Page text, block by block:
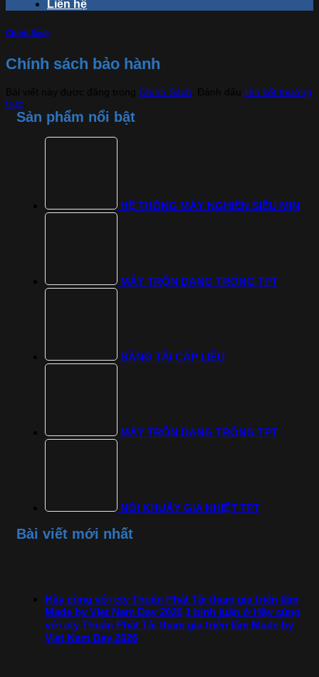
Liên hệ
Chính Sách
Chính sách bảo hành
Chính Sách
liên kết thường
trực
Sản phẩm nổi bật
HỆ THỐNG MÁY NGHIỀN SIÊU MỊN
MÁY TRỘN DẠNG TRỐNG TPT
BĂNG TẢI CẤP LIỆU
MÁY TRỘN DẠNG TRỐNG TPT
NỒI KHUẤY GIA NHIỆT TPT
Bài viết mới nhất
Hãy cùng với cty Thuận Phát Tài tham gia triễn lãm
Made by Viet Nam Day 2026 1 bình luận ở Hãy cùng
với cty Thuận Phát Tài tham gia triễn lãm Made by
Viet Nam Day 2026